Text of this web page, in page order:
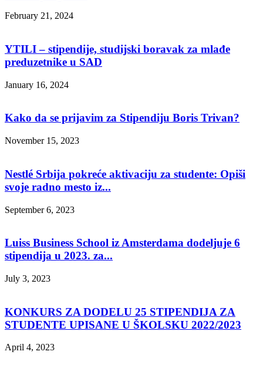
February 21, 2024
YTILI – stipendije, studijski boravak za mlađe
preduzetnike u SAD
January 16, 2024
Kako da se prijavim za Stipendiju Boris Trivan?
November 15, 2023
Nestlé Srbija pokreće aktivaciju za studente: Opiši
svoje radno mesto iz...
September 6, 2023
Luiss Business School iz Amsterdama dodeljuje 6
stipendija u 2023. za...
July 3, 2023
KONKURS ZA DODELU 25 STIPENDIJA ZA
STUDENTE UPISANE U ŠKOLSKU 2022/2023
April 4, 2023